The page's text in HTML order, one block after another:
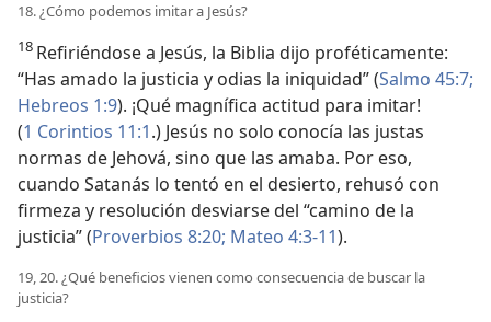
18. ¿Cómo podemos imitar a Jesús?
18 Refiriéndose a Jesús, la Biblia dijo proféticamente:
“Has amado la justicia y odias la iniquidad” (Salmo 45:7;
Hebreos 1:9). ¡Qué magnífica actitud para imitar!
(1 Corintios 11:1.) Jesús no solo conocía las justas
normas de Jehová, sino que las amaba. Por eso,
cuando Satanás lo tentó en el desierto, rehusó con
firmeza y resolución desviarse del “camino de la
justicia” (Proverbios 8:20; Mateo 4:3-11).
19, 20. ¿Qué beneficios vienen como consecuencia de buscar la
justicia?